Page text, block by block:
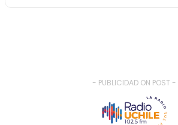
- PUBLICIDAD ON POST -